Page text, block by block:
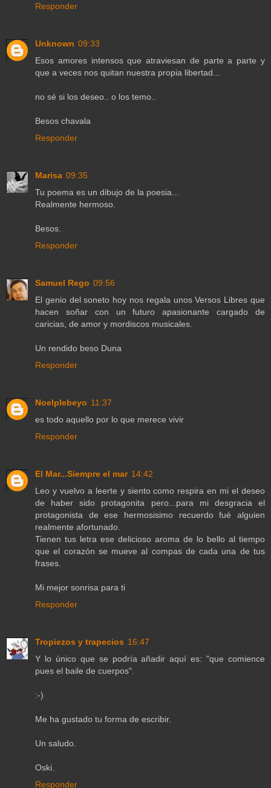
Responder
Unknown 09:33
Esos amores intensos que atraviesan de parte a parte y
que a veces nos quitan nuestra propia libertad...
no sé si los deseo.. o los temo..
Besos chavala
Responder
Marisa 09:35
Tu poema es un dibujo de la poesia...
Realmente hermoso.
Besos.
Responder
Samuel Rego 09:56
El genio del soneto hoy nos regala unos Versos Libres que
hacen soñar con un futuro apasionante cargado de
caricias, de amor y mordiscos musicales.
Un rendido beso Duna
Responder
Noelplebeyo 11:37
es todo aquello por lo que merece vivir
Responder
El Mar...Siempre el mar 14:42
Leo y vuelvo a leerte y siento como respira en mi el deseo
de haber sido protagonita pero...para mi desgracia el
protagonista de ese hermosisimo recuerdo fué alguien
realmente afortunado.
Tienen tus letra ese delicioso aroma de lo bello al tiempo
que el corazón se mueve al compas de cada una de tus
frases.
Mi mejor sonrisa para ti
Responder
Tropiezos y trapecios 16:47
Y lo único que se podría añadir aquí es: "que comience
pues el baile de cuerpos".
:-)
Me ha gustado tu forma de escribir.
Un saludo.
Oski.
Responder